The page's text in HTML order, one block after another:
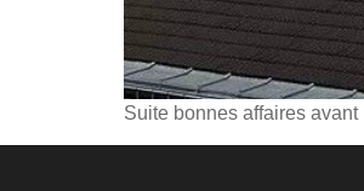
Suite bonnes affaires